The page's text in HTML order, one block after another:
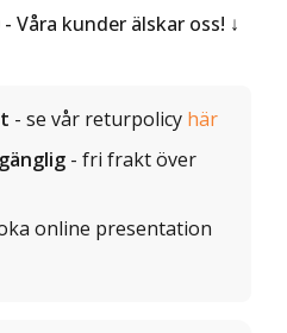
- Våra kunder älskar oss!
- se vår returpolicy här
- fri frakt över
online presentation